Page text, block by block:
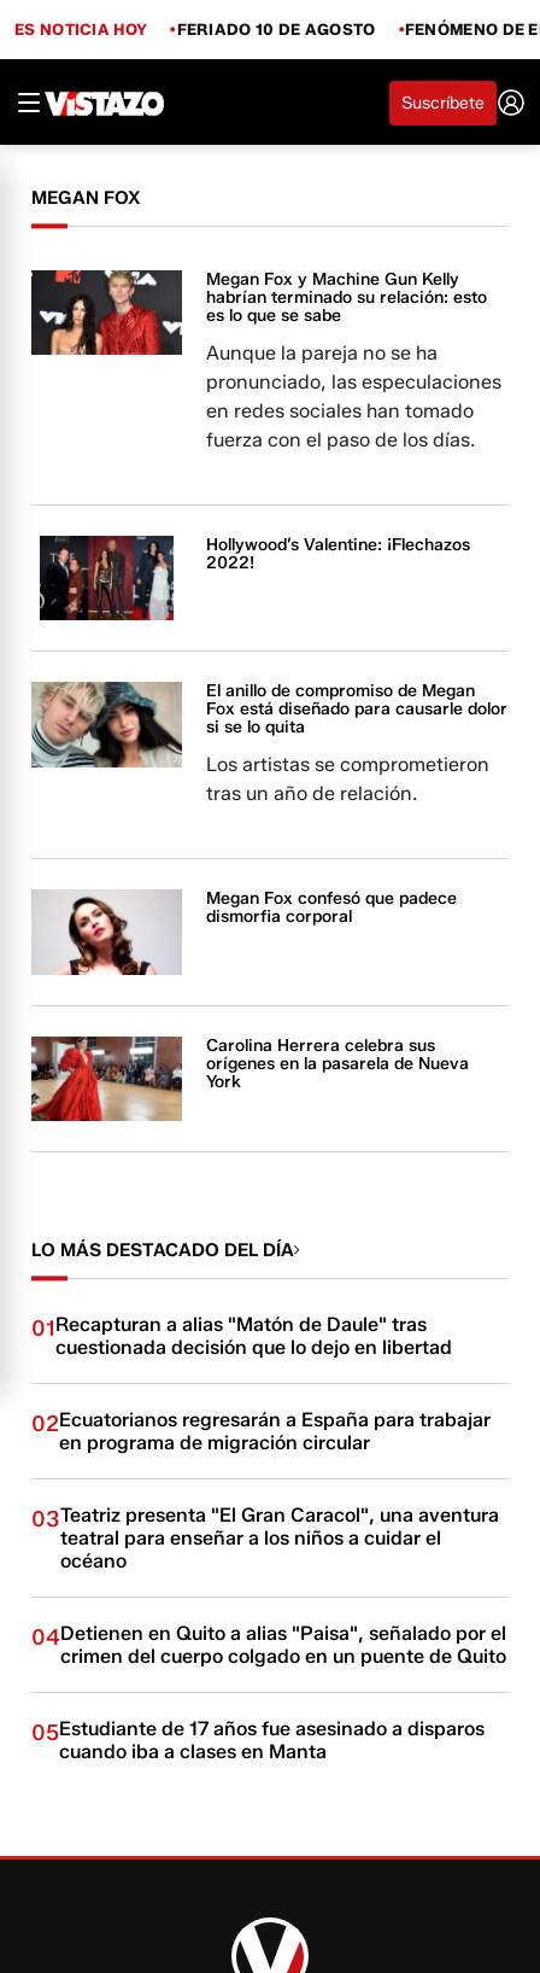
ES NOTICIA HOY FERIADO 10 DE AGOSTO FENÓMENO DE
Suscríbete
MEGAN FOX
Megan Fox y Machine Gun Kelly
habrían terminado su relación: esto
es lo que se sabe
Aunque la pareja no se ha
pronunciado, las especulaciones
en redes sociales han tomado
fuerza con el paso de los días.
Hollywood’s Valentine: ¡Flechazos
2022!
El anillo de compromiso de Megan
Fox está diseñado para causarle dolor
si se lo quita
Los artistas se comprometieron
tras un año de relación.
Megan Fox confesó que padece
dismorfia corporal
Carolina Herrera celebra sus
orígenes en la pasarela de Nueva
York
LO MÁS DESTACADO DEL DÍA
01Recapturan a alias "Matón de Daule" tras
cuestionada decisión que lo dejo en libertad
02Ecuatorianos regresarán a España para trabajar
en programa de migración circular
03Teatriz presenta "El Gran Caracol", una aventura
teatral para enseñar a los niños a cuidar el
océano
04Detienen en Quito a alias "Paisa", señalado por el
crimen del cuerpo colgado en un puente de Quito
05Estudiante de 17 años fue asesinado a disparos
cuando iba a clases en Manta